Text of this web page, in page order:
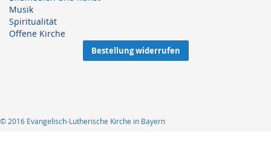
Musik
Spiritualität
Offene Kirche
Bestellung widerrufen
© 2016 Evangelisch-Lutherische Kirche in Bayern